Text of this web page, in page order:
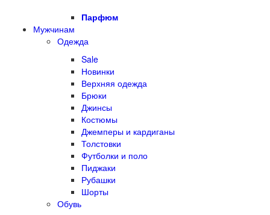
Парфюм
Мужчинам
Одежда
Sale
Новинки
Верхняя одежда
Брюки
Джинсы
Костюмы
Джемперы и кардиганы
Толстовки
Футболки и поло
Пиджаки
Рубашки
Шорты
Обувь